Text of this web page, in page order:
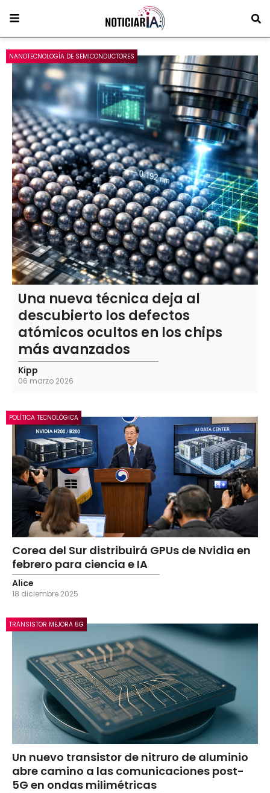
NANOTECNOLOGÍA DE SEMICONDUCTORES
Una nueva técnica deja al
descubierto los defectos
atómicos ocultos en los chips
más avanzados
Kipp
06 marzo 2026
POLÍTICA TECNOLÓGICA
Corea del Sur distribuirá GPUs de Nvidia en
febrero para ciencia e IA
Alice
18 diciembre 2025
TRANSISTOR MEJORA 5G
Un nuevo transistor de nitruro de aluminio
abre camino a las comunicaciones post-
5G en ondas milimétricas